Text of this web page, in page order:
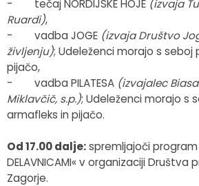
- tečaj NORDIJSKE HOJE (izvaja
Ruardi),
- vadba JOGE (izvaja Društvo
življenju); Udeleženci morajo s seboj
pijačo,
- vadba PILATESA (izvajalec
Miklavčič, s.p.); Udeleženci morajo s
armafleks in pijačo.
Od 17.00 dalje:spremljajoči program
DELAVNICAMI« v organizaciji Društva
Zagorje.